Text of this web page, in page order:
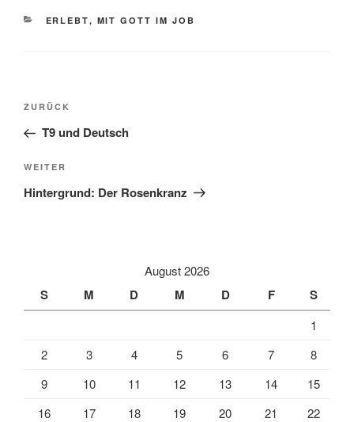
KATEGORIEN
ERLEBT, MIT GOTT IM JOB
Beitragsnavigation
Vorheriger
Beitrag
ZURÜCK
T9 und Deutsch
Nächster
Beitrag
WEITER
Hintergrund: Der Rosenkranz
August 2026
S M D M D F S
1
2
3 4 5 6 7
8
9
10 11 12 13 14
15
16
17 18 19 20 21
22